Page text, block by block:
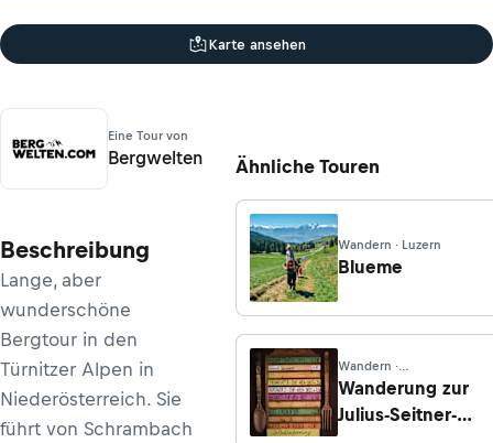
Karte ansehen
Eine Tour von
Bergwelten
Beschreibung
Lange, aber
wunderschöne
Bergtour in den
Türnitzer Alpen in
Niederösterreich. Sie
führt von Schrambach
Ähnliche Touren
Wandern · Luzern
Blueme
Wandern ·
Niederösterreich
Wanderung zur
Julius-Seitner-